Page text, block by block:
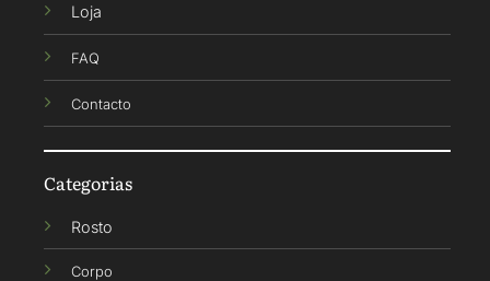
Loja
FAQ
Contacto
Categorias
Rosto
Corpo